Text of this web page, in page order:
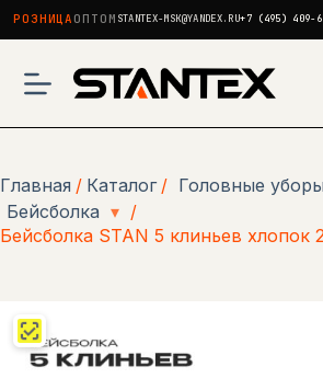
РОЗНИЦА ОПТОМ STANTEX-MSK@YANDEX.RU+7 (495) 409-
сути
Главная / Каталог / Головные уборы
Бейсболка ▾ /
Бейсболка STAN 5 клиньев хлопок